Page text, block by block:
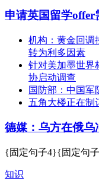
申请英国留学offer
机构：黄金回调
转为利多因素
针对美加墨世界
协启动调查
国防部：中国军
五角大楼正在制
德媒：乌方在俄乌
{固定句子4}{固定句
知识